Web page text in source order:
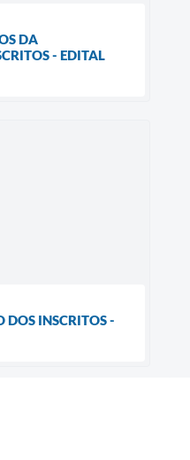
DA
- EDITAL
DOS INSCRITOS -